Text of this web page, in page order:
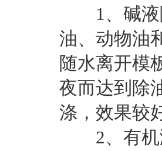
1、碱液
油、动物油
随水离开模
夜而达到除
涤，效果较
2、有机